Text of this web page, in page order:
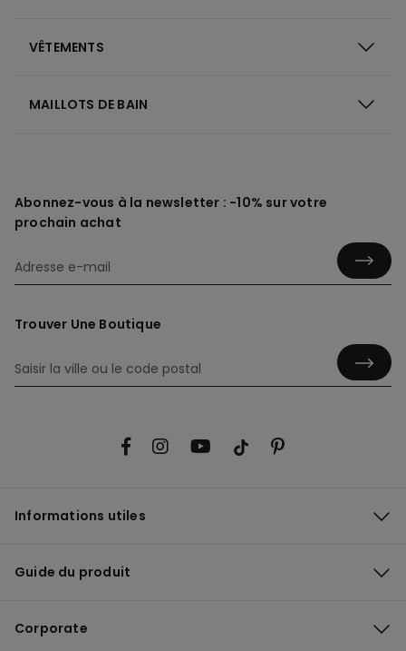
VÊTEMENTS
MAILLOTS DE BAIN
Abonnez-vous à la newsletter : -10% sur votre
prochain achat
Trouver Une Boutique
Informations utiles
Guide du produit
Corporate